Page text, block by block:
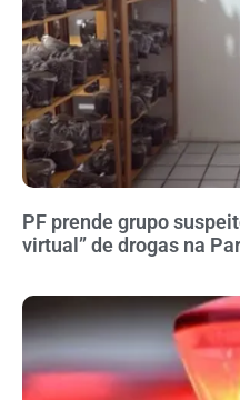
PF prende grupo
virtual” de drogas na